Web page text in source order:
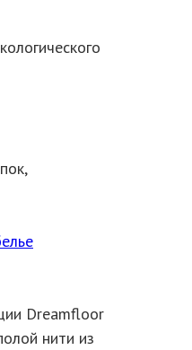
Dreamfloor
нити из